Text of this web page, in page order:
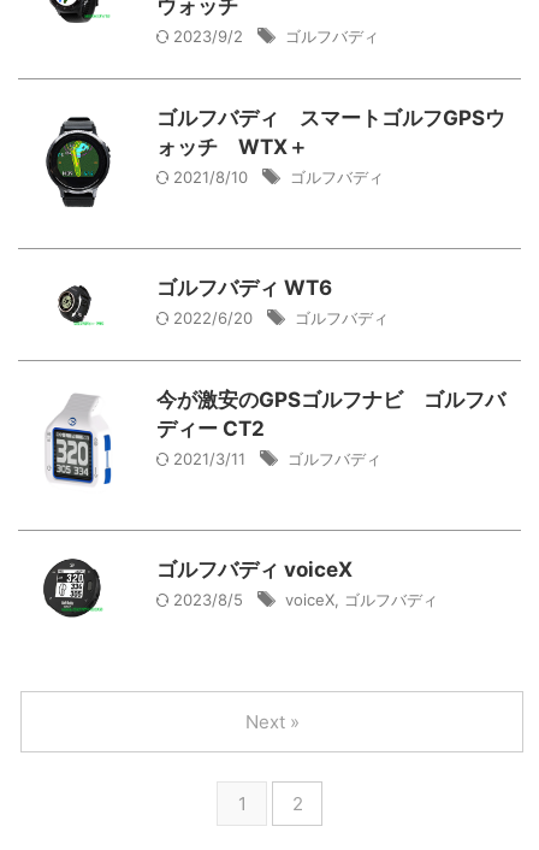
ウォッチ
2023/9/2 ゴルフバディ
ゴルフバディ スマートゴルフGPSウ
ォッチ WTX＋
2021/8/10 ゴルフバディ
ゴルフバディ WT6
2022/6/20 ゴルフバディ
今が激安のGPSゴルフナビ ゴルフバ
ディー CT2
2021/3/11 ゴルフバディ
ゴルフバディ voiceX
2023/8/5 voiceX, ゴルフバディ
1 2
Next »